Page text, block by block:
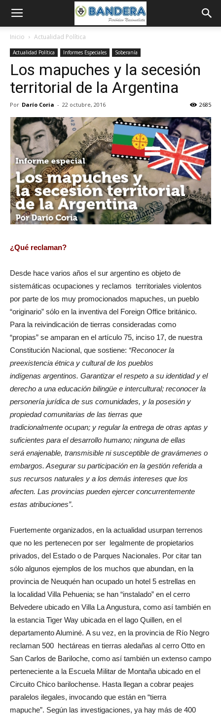
Inicio Actualidad Política
Actualidad Política Informes Especiales Soberanía
Los mapuches y la secesión
territorial de la Argentina
Por Darío Coria - 22 octubre, 2016 2685
¿Qué reclaman?
Desde hace varios años el sur argentino es objeto de
sistemáticas ocupaciones y reclamos territoriales violentos
por parte de los muy promocionados mapuches, un pueblo
“originario” sólo en la inventiva del Foreign Office británico.
Para la reivindicación de tierras consideradas como
“propias” se amparan en el artículo 75, inciso 17, de nuestra
Constitución Nacional, que sostiene: “Reconocer la
preexistencia étnica y cultural de los pueblos
indígenas argentinos. Garantizar el respeto a su identidad y el
derecho a una educación bilingüe e intercultural; reconocer la
personería jurídica de sus comunidades, y la posesión y
propiedad comunitarias de las tierras que
tradicionalmente ocupan; y regular la entrega de otras aptas y
suficientes para el desarrollo humano; ninguna de ellas
será enajenable, transmisible ni susceptible de gravámenes o
embargos. Asegurar su participación en la gestión referida a
sus recursos naturales y a los demás intereses que los
afecten. Las provincias pueden ejercer concurrentemente
estas atribuciones”.
Fuertemente organizados, en la actualidad usurpan terrenos
que no les pertenecen por ser legalmente de propietarios
privados, del Estado o de Parques Nacionales. Por citar tan
sólo algunos ejemplos de los muchos que abundan, en la
provincia de Neuquén han ocupado un hotel 5 estrellas en
la localidad Villa Pehuenia; se han “instalado” en el cerro
Belvedere ubicado en Villa La Angustura, como así también en
la estancia Tiger Way ubicada en el lago Quillen, en el
departamento Aluminé. A su vez, en la provincia de Río Negro
reclaman 500 hectáreas en tierras aledañas al cerro Otto en
San Carlos de Bariloche, como así también un extenso campo
perteneciente a la Escuela Militar de Montaña ubicado en el
Circuito Chico barilochense. Hasta llegan a cobrar peajes
paralelos ilegales, invocando que están en “tierra
mapuche”. Según las investigaciones, ya hay más de 400